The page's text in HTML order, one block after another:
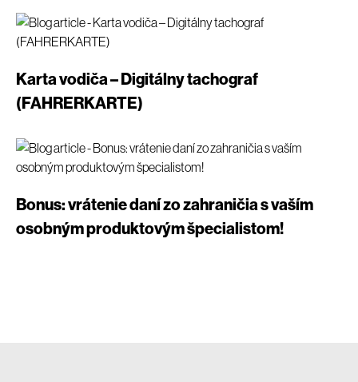
Karta vodiča – Digitálny tachograf
(FAHRERKARTE)
Bonus: vrátenie daní zo zahraničia s vaším
osobným produktovým špecialistom!